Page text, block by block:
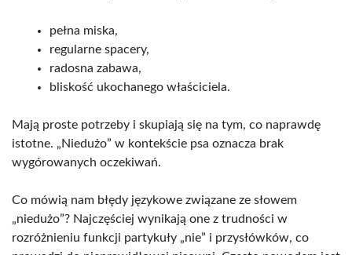
pełna miska,
regularne spacery,
radosna zabawa,
bliskość ukochanego właściciela.
Mają proste potrzeby i skupiają się na tym, co naprawdę
istotne. „Niedużo” w kontekście psa oznacza brak
wygórowanych oczekiwań.
Co mówią nam błędy językowe związane ze słowem
„niedużo”? Najczęściej wynikają one z trudności w
rozróżnieniu funkcji partykuły „nie” i przysłówków, co